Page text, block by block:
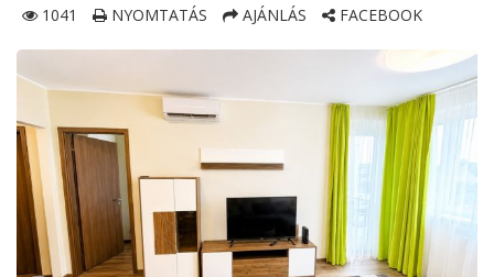
1041 NYOMTATÁS AJÁNLÁS FACEBOOK